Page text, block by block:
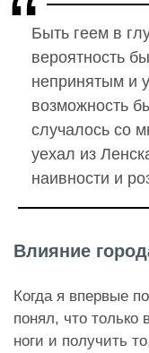
Быть геем в
вероятность
непринятым и
возможность
случалось со
уехал из
наивности и
Влияние
Когда я впервые
понял, что только
ноги и получить